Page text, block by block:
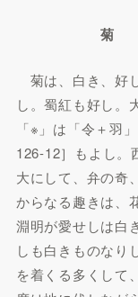
菊
菊は、白き、好
し。蜀紅も好し。
「※」は「令＋羽
126-12］もよし。
大にして、弁の奇
からなる趣きは、
淵明が愛せしは白
しも白きものなり
を着くる多くして